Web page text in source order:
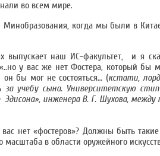
во всем мире.
когда мы были в
выпускает наш ИС-факультет, и я
у вас же нет Фостера, который бы
бы мог не состояться… (кстати,
учебу сына. Университетскую
инженера В. Г. Шухова,
нет «фостеров»? Должны быть
в области оружейного